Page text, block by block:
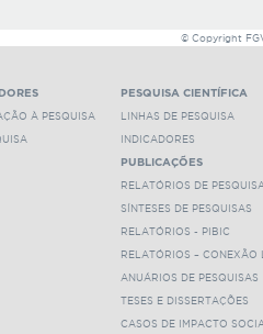
© Copyright
À PESQUISA
PESQUISA CIENTÍFICA
LINHAS DE PESQUISA
INDICADORES
PUBLICAÇÕES
RELATÓRIOS DE
SÍNTESES DE PESQUISAS
RELATÓRIOS - PIBIC
RELATÓRIOS – CONEXÃO
ANUÁRIOS DE PESQUISAS
TESES E DISSERTAÇÕES
CASOS DE IMPACTO